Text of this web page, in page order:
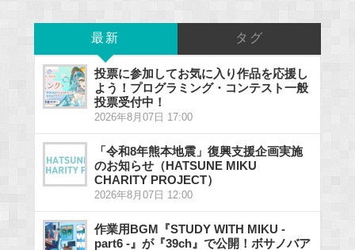
最新 タグ
投票に参加してお気に入り作品を応援し
よう！プログラミング・コンテスト一般
投票受付中！
2026年8月07日 17:00
「令和8年熊本地震」復興支援企画実施
のお知らせ（HATSUNE MIKU
CHARITY PROJECT）
2026年8月07日 12:00
作業用BGM『STUDY WITH MIKU -
part6 -』が『39ch』で公開！ボサノバア